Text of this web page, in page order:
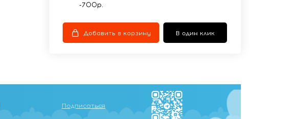
-700р.
Добавить в корзину В один клик
Подписаться